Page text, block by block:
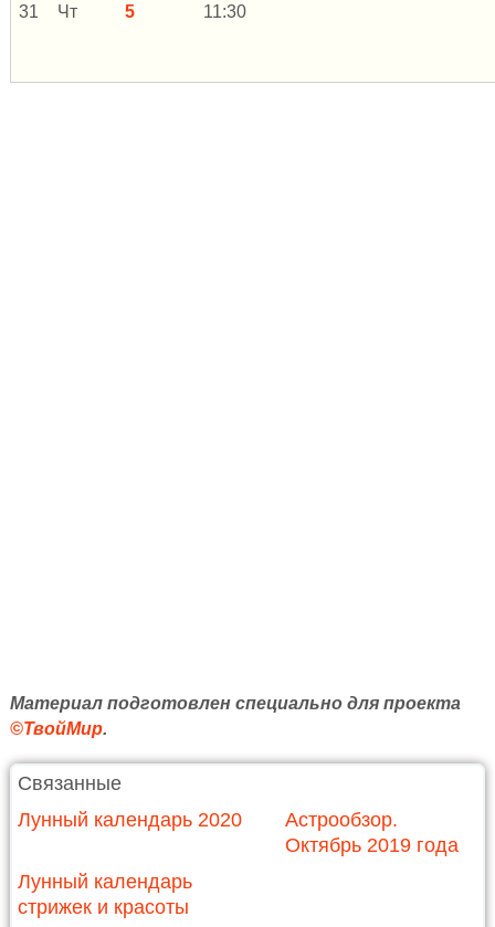
31 Чт 5 11:30
Материал подготовлен специально для проекта
©ТвойМир.
Связанные
Лунный календарь 2020
Астрообзор.
Октябрь 2019 года
Лунный календарь
стрижек и красоты